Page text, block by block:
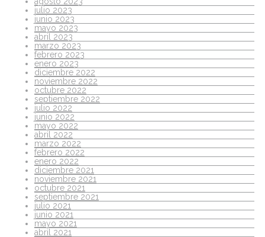
julio 2023
junio 2023
mayo 2023
abril 2023
marzo 2023
febrero 2023
enero 2023
diciembre 2022
noviembre 2022
octubre 2022
septiembre 2022
julio 2022
junio 2022
mayo 2022
abril 2022
marzo 2022
febrero 2022
enero 2022
diciembre 2021
noviembre 2021
octubre 2021
septiembre 2021
julio 2021
junio 2021
mayo 2021
abril 2021